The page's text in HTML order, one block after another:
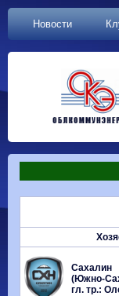
Новости
Сахалин
(Южно-
гл. тр.: